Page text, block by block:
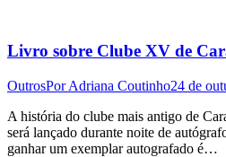
Livro sobre Clube XV de
OutrosPorAdriana Coutinho24 de
A história do clube mais antigo de
será lançado durante noite de
ganhar um exemplar autografado é…